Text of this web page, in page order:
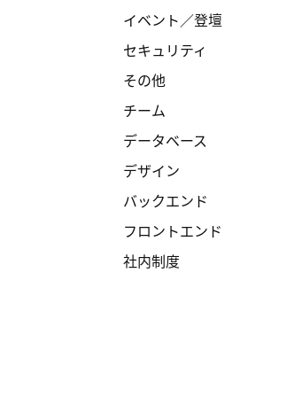
イベント／登壇
セキュリティ
その他
チーム
データベース
デザイン
バックエンド
フロントエンド
社内制度